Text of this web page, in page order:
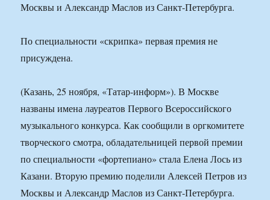
Москвы и Александр Маслов из Санкт-Петербурга.
По специальности «скрипка» первая премия не
присуждена.
(Казань, 25 ноября, «Татар-информ»). В Москве
названы имена лауреатов Первого Всероссийского
музыкального конкурса. Как сообщили в оргкомитете
творческого смотра, обладательницей первой премии
по специальности «фортепиано» стала Елена Лось из
Казани. Вторую премию поделили Алексей Петров из
Москвы и Александр Маслов из Санкт-Петербурга.